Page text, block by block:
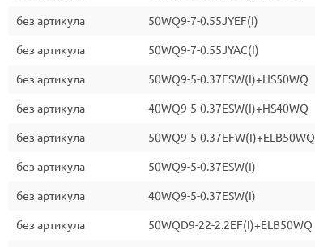
без артикула 50WQ9-7-0.55JYEF(I)
без артикула 50WQ9-7-0.55JYAC(I)
без артикула 50WQ9-5-0.37ESW(I)+HS50WQ
без артикула 40WQ9-5-0.37ESW(I)+HS40WQ
без артикула 50WQ9-5-0.37EFW(I)+ELB50WQ
без артикула 50WQ9-5-0.37ESW(I)
без артикула 40WQ9-5-0.37ESW(I)
без артикула 50WQD9-22-2.2EF(I)+ELB50WQ